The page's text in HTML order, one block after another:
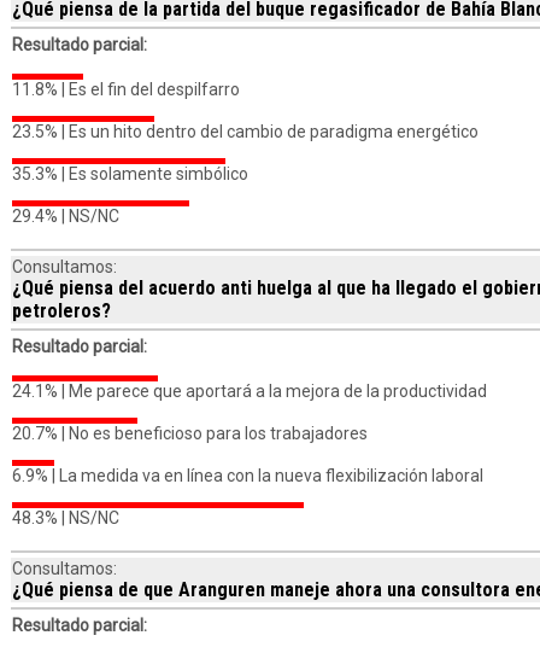
¿Qué piensa de la partida del buque regasificador de Bahía
Resultado parcial:
11.8% | Es el fin del despilfarro
23.5% | Es un hito dentro del cambio de paradigma energético
35.3% | Es solamente simbólico
29.4% | NS/NC
Consultamos:
¿Qué piensa del acuerdo anti huelga al que ha llegado el
petroleros?
Resultado parcial:
24.1% | Me parece que aportará a la mejora de la productividad
20.7% | No es beneficioso para los trabajadores
6.9% | La medida va en línea con la nueva flexibilización laboral
48.3% | NS/NC
Consultamos:
¿Qué piensa de que Aranguren maneje ahora una consultora
Resultado parcial: